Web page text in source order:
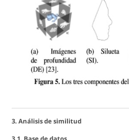
3. Análisis de similitud